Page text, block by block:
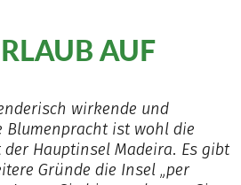
AUF
wirkende und
ist wohl die
Hauptinsel Madeira. Es gibt
Gründe die Insel „per